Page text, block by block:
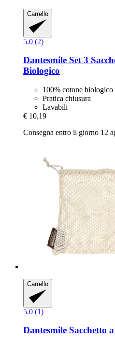
Carrello
5.0 (2)
Dantesmile Set 3
Biologico
100% cotone biologico
Pratica chiusura
Lavabili
€ 10,19
Consegna entro il giorno 12
Carrello
5.0 (1)
Dantesmile Sacchetto